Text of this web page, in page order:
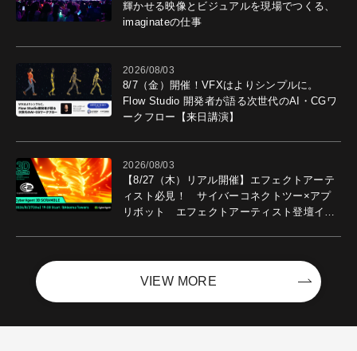
輝かせる映像とビジュアルを現場でつくる、
imaginateの仕事
2026/08/03
8/7（金）開催！VFXはよりシンプルに。
Flow Studio 開発者が語る次世代のAI・CGワ
ークフロー【来日講演】
2026/08/03
【8/27（木）リアル開催】エフェクトアーテ
ィスト必見！ サイバーコネクトツー×アプ
リボット エフェクトアーティスト登壇イベ
VIEW MORE